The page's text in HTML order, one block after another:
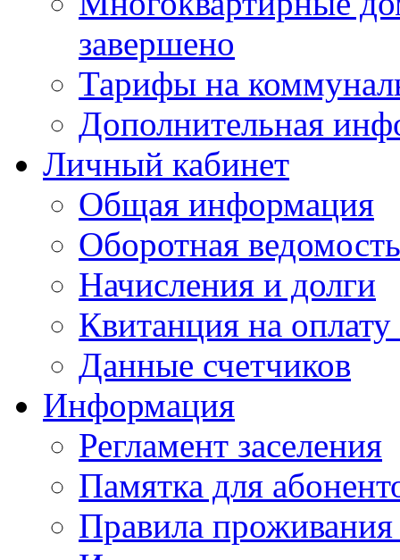
завершено
Тарифы на
Дополнительная
Личный кабинет
Общая информация
Оборотная ведомость
Начисления и долги
Квитанция на
Данные счетчиков
Информация
Регламент заселения
Памятка для
Правила